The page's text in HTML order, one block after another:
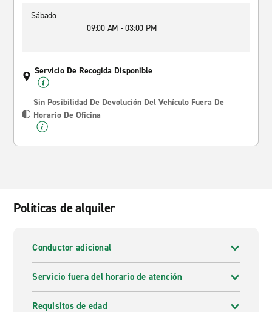
Sábado
09:00 AM - 03:00 PM
Servicio De Recogida Disponible
Sin Posibilidad De Devolución Del Vehículo Fuera De
Horario De Oficina
Políticas de alquiler
Conductor adicional
Servicio fuera del horario de atención
Requisitos de edad